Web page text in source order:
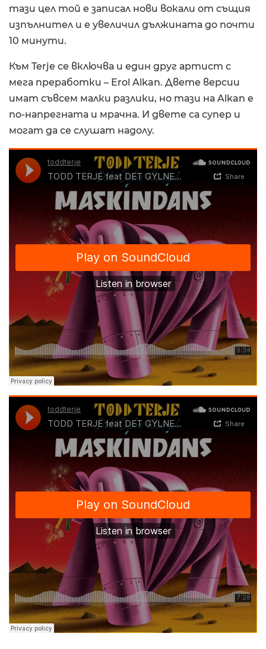
тази цел той е записал нови вокали от същия
изпълнител и е увеличил дължината до почти
10 минути.
Към Terje се включва и един друг артист с
мега преработки – Erol Alkan. Двете версии
имат съвсем малки разлики, но тази на Alkan е
по-напрегната и мрачна. И двете са супер и
могат да се слушат надолу.